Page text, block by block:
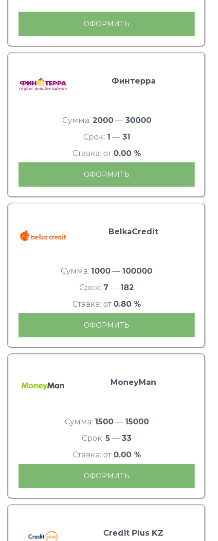
ОФОРМИТЬ
Финтерра
Сумма: 2000— 30000
Срок: 1 — 31
Ставка: от 0.00 %
ОФОРМИТЬ
BelkaCredit
Сумма: 1000 — 100000
Срок: 7 — 182
Ставка: от 0.80 %
ОФОРМИТЬ
MoneyMan
Сумма: 1500— 15000
Срок: 5 — 33
Ставка: от 0.00 %
ОФОРМИТЬ
Credit Plus KZ